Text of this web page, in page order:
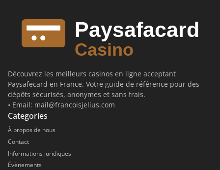
Découvrez les meilleurs casinos en ligne acceptant
Paysafecard en France. Votre guide de référence pour des
dépôts sécurisés, anonymes et sans frais.
• Email: mail@francoisjelius.com
Categories
À propos de nous
Contact
Informations juridiques
Évènements